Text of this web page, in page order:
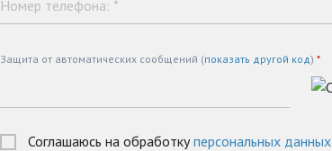
Номер телефона: *
Защита от автоматических сообщений (показать другой код) *
Соглашаюсь на обработкуперсональных данных